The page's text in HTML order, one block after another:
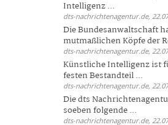
Intelligenz ...
dts-nachrichtenagentur.de,
Die Bundesanwaltschaft
mutmaßlichen Köpfe der
dts-nachrichtenagentur.de,
Künstliche Intelligenz ist
festen Bestandteil ...
dts-nachrichtenagentur.de,
Die dts
soeben folgende ...
dts-nachrichtenagentur.de,